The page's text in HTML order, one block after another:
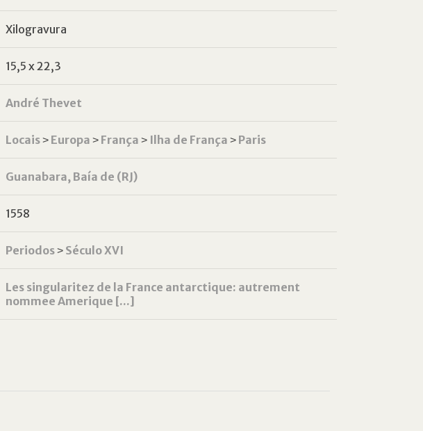
Xilogravura
15,5 x 22,3
André Thevet
Locais˃ Europa ˃ França ˃ Ilha de França ˃ Paris
Guanabara, Baía de (RJ)
1558
Periodos˃ Século XVI
Les singularitez de la France antarctique: autrement
nommee Amerique [...]